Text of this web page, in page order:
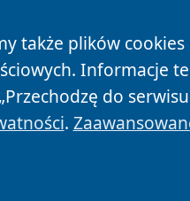
także plików
Informacje
do
.
Cookies